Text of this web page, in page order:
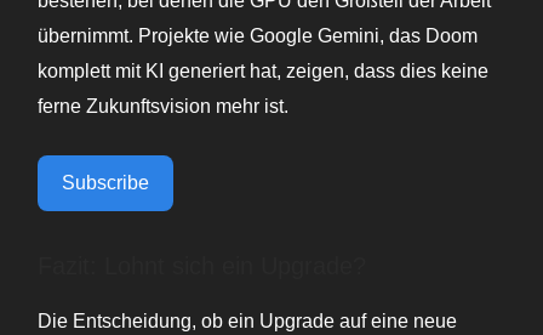
übernimmt. Projekte wie Google Gemini, das Doom
komplett mit KI generiert hat, zeigen, dass dies keine
ferne Zukunftsvision mehr ist.
Subscribe
Die Entscheidung, ob ein Upgrade auf eine neue